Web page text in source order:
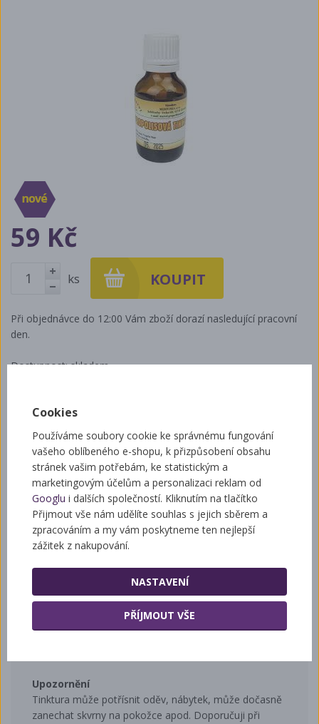
59 Kč
+
ks
Při objednávce do 12:00 Vám zboží dorazí nasledující pracovní
den.
Dostupnost: skladem
Přidat mezi oblíbené
POPIS
DOTAZ
NA PRODUKT
Propolisová Tinktura 25
ml
Propolisové tinkturymají základ v kvalitním a čistém
propolisu. Propolis byl macerován v 60-ti procentním
alkoholu. Při této koncentraci se získají látky, které se
Upozornění
Tinktura může potřísnit oděv, nábytek, může dočasně
zanechat skvrny na pokožce apod. Doporučuji při
Cookies
Používáme soubory cookie ke správnému fungování
vašeho oblíbeného e-shopu, k přizpůsobení obsahu
stránek vašim potřebám, ke statistickým a
marketingovým účelům a personalizaci reklam od
Googlu i dalších společností. Kliknutím na tlačítko
Přijmout vše nám udělíte souhlas s jejich sběrem a
zpracováním a my vám poskytneme ten nejlepší
zážitek z nakupování.
NASTAVENÍ
PŘÍJMOUT VŠE